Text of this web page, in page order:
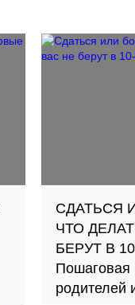
СДАТЬСЯ
ЧТО
БЕРУТ В
Пошаговая
родителей